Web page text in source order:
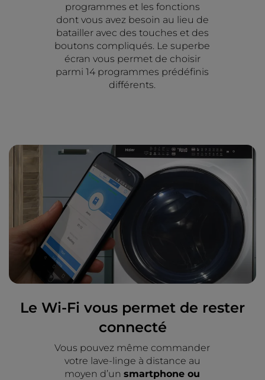
programmes et les fonctions
dont vous avez besoin au lieu de
batailler avec des touches et des
boutons compliqués. Le superbe
écran vous permet de choisir
parmi 14 programmes prédéfinis
différents.
Le Wi-Fi vous permet de rester
connecté
Vous pouvez même commander
votre lave-linge à distance au
moyen d’unsmartphone ou